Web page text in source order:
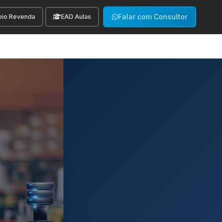
Revenda EAD Aulas Falar com Consultor